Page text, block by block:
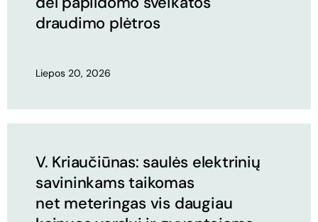
draudimo plėtros
Liepos 20, 2026
V. Kriaučiūnas: saulės elektrinių
savininkams taikomas
net meteringas vis daugiau